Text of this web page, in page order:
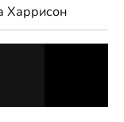
Харрисон